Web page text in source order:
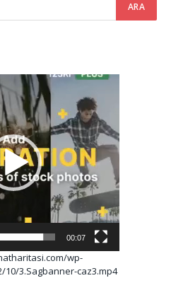
00:07
wp-
3.Sagbanner-caz3.mp4